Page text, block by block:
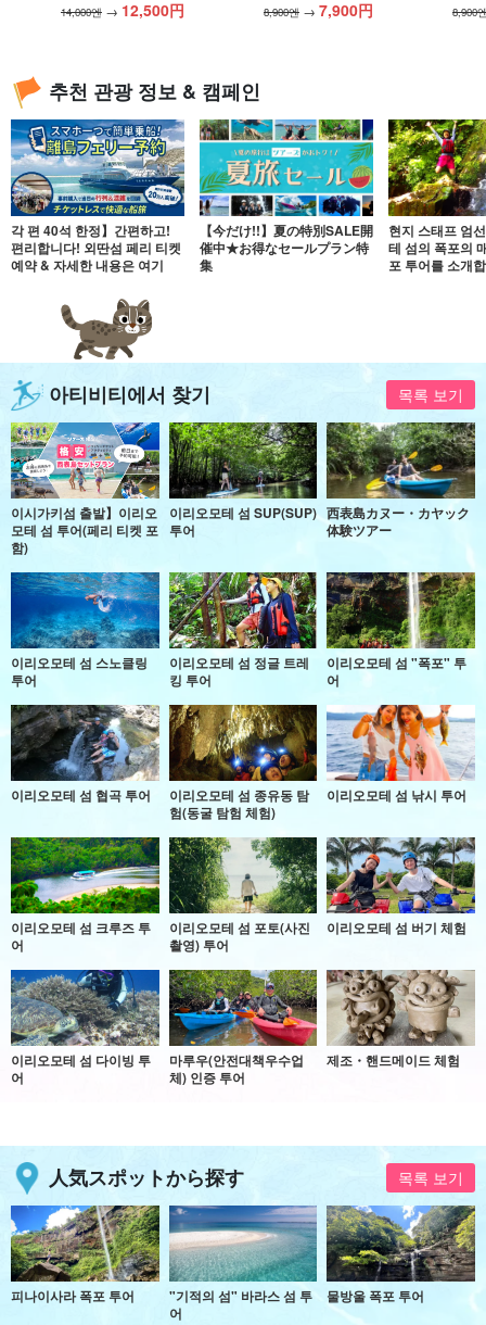
14,000엔 → 12,500円 8,900엔 → 7,900円 8,900
추천 관광 정보 & 캠페인
각 편 40석 한정】간편하고!
편리합니다! 외딴섬 페리 티켓
예약 & 자세한 내용은 여기
【今だけ!!】夏の特別SALE開
催中★お得なセールプラン特
集
현지 스태프 엄
테 섬의 폭포의
포 투어를 소개
아티비티에서 찾기 목록 보기
이시가키섬 출발】이리오
모테 섬 투어(페리 티켓 포
함)
이리오모테 섬 SUP(SUP)
투어
西表島カヌー・カヤック
体験ツアー
이리오모테 섬 스노클링
투어
이리오모테 섬 정글 트레
킹 투어
이리오모테 섬 "폭포" 투
어
이리오모테 섬 협곡 투어
이리오모테 섬 종유동 탐
험(동굴 탐험 체험)
이리오모테 섬 낚시 투어
이리오모테 섬 크루즈 투
어
이리오모테 섬 포토(사진
촬영) 투어
이리오모테 섬 버기 체험
이리오모테 섬 다이빙 투
어
마루우(안전대책우수업
체) 인증 투어
제조・핸드메이드 체험
人気スポットから探す 목록 보기
피나이사라 폭포 투어
"기적의 섬" 바라스 섬 투
어
물방울 폭포 투어